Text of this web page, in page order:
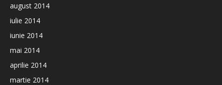
august 2014
iulie 2014
iunie 2014
mai 2014
aprilie 2014
martie 2014